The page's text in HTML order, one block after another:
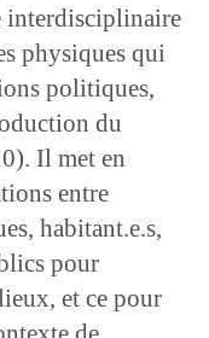
interdisciplinaire
physiques qui
politiques,
du
Il met en
entre
habitant.e.s,
pour
et ce pour